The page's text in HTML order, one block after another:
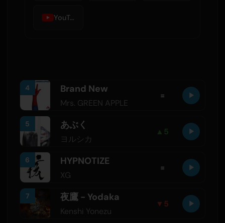
YouTube Music
4 Brand New
Mrs. GREEN APPLE
=
5 あぶく
ヨルシカ
▲ 5
6 HYPNOTIZE
XG
=
7 夜鷹 - Yodaka
Kenshi Yonezu
▼ 5